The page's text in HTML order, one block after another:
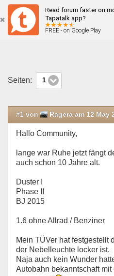
Read forum faster on
Tapatalk app?
FREE - on Google Play
Seiten: 1
#1 von Ragera am 12 May
Hallo Community,
lange war Ruhe jetzt fängt
auch schon 10 Jahre alt.
Duster I
Phase II
BJ 2015
1.6 ohne Allrad / Benziner
Mein TÜVer hat festgestellt
der Nebelleuchte locker ist.
Naja auch kein Wunder
Autobahn bekanntschaft